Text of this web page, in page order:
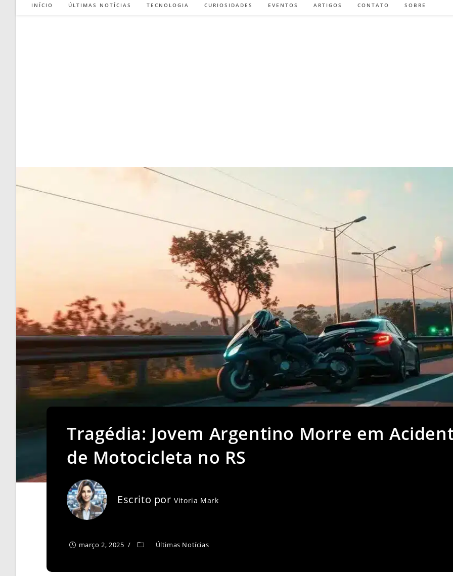
INÍCIO ÚLTIMAS NOTÍCIAS TECNOLOGIA CURIOSIDADES EVENTOS ARTIGOS CONTATO SOBRE
Tragédia: Jovem Argentino Morre em
de Motocicleta no RS
Escrito porVitoria Mark
março 2, 2025 Últimas Notícias